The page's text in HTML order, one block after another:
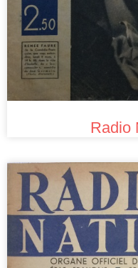
Radio